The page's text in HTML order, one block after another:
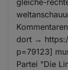
gleiche-
dort →
p=79123]
Partei "Die